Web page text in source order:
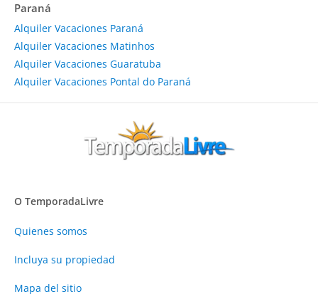
Paraná
Alquiler Vacaciones Paraná
Alquiler Vacaciones Matinhos
Alquiler Vacaciones Guaratuba
Alquiler Vacaciones Pontal do Paraná
O TemporadaLivre
Quienes somos
Incluya su propiedad
Mapa del sitio